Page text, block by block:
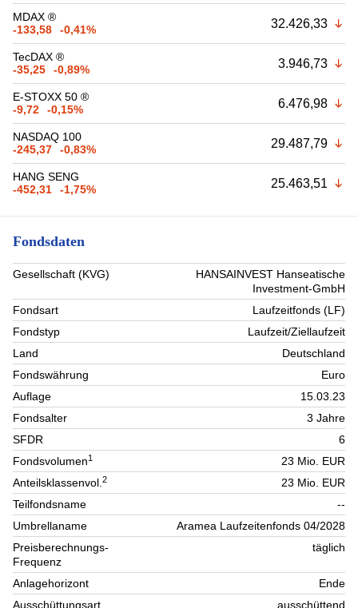
MDAX ®
-133,58
-0,41% 32.426,33
TecDAX ®
-35,25
-0,89% 3.946,73
E-STOXX 50 ®
-9,72
-0,15% 6.476,98
NASDAQ 100
-245,37
-0,83% 29.487,79
HANG SENG
-452,31
-1,75% 25.463,51
Fondsdaten
Gesellschaft (KVG)
HANSAINVEST Hanseatische
Investment-GmbH
Fondsart
Laufzeitfonds (LF)
Fondstyp
Laufzeit/Ziellaufzeit
Land
Deutschland
Fondswährung
Euro
Auflage
15.03.23
Fondsalter
3 Jahre
SFDR
6
Fondsvolumen1
23 Mio. EUR
Anteilsklassenvol.2
23 Mio. EUR
Teilfondsname
--
Umbrellaname
Aramea Laufzeitenfonds 04/2028
Preisberechnungs-
Frequenz
täglich
Anlagehorizont
Ende
Ausschüttungsart
ausschüttend